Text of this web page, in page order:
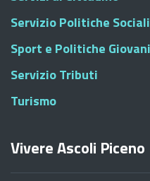
Servizio Politiche Sociali
Sport e Politiche
Servizio Tributi
Turismo
Vivere Ascoli Piceno